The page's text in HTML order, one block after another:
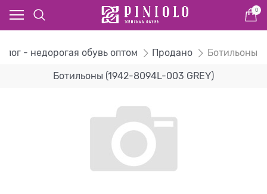
0
- недорогая обувь оптом Продано Ботильоны
Ботильоны (1942-8094L-003 GREY)